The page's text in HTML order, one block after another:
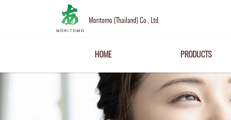
Moritomo (Thailand) Co., Ltd.
HOME PRODUCTS